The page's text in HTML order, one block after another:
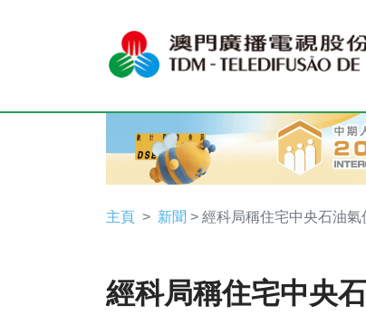
主頁 新聞 > 經科局稱住宅中央石油氣
經科局稱住宅中央